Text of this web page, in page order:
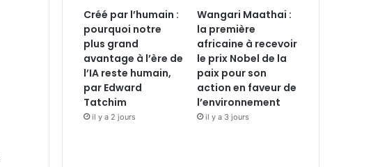
Créé par l’humain :
pourquoi notre
plus grand
avantage à l’ère de
l’IA reste humain,
par Edward
Tatchim
il y a 2 jours
Wangari Maathai :
la première
africaine à recevoir
le prix Nobel de la
paix pour son
action en faveur de
l’environnement
il y a 3 jours